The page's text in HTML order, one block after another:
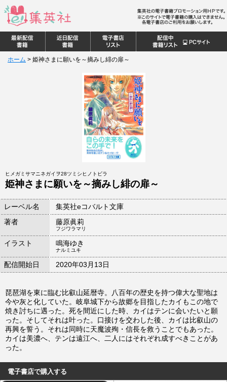
ホーム > 姫神さまに願いを～摘みし緋の扉～
ヒメガミサマニネガイヲ28ツミシヒノトビラ
姫神さまに願いを～摘みし緋の扉～
レーベル名
集英社eコバルト文庫
著者
藤原眞莉
フジワラマリ
イラスト 鳴海ゆき
ナルミユキ
配信開始日 2020年03月13日
琵琶湖を東に臨む比叡山延暦寺。八百年の歴史を持つ偉大な聖地は
今や灰と化していた。岐阜城下から故郷を目指したカイもこの地で
焼き討ちに遇った。死を間近にした時、カイはテンに会いたいと願
った。そしてそれは叶った。口接けを交わした後、カイは比叡山の
再興を誓う。それは同時に天魔波殉・信長を救うことでもあった。
カイは美濃へ、テンは遠江へ、二人にはそれぞれ成すべきことがあ
った。
電子書店で購入する